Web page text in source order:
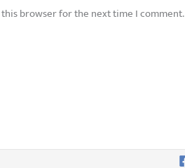
this browser for the next time I comment.